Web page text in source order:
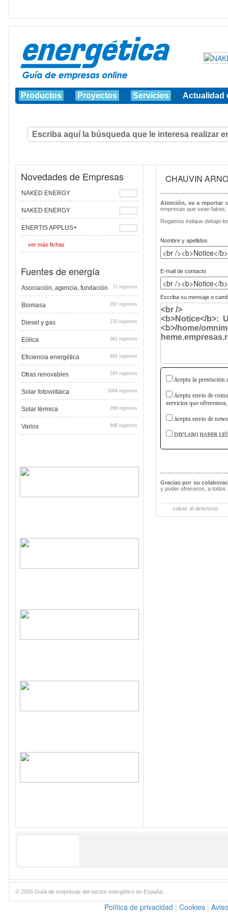
Productos | Proyectos | Servicios | Actualidad
Novedades de Empresas
NAKED ENERGY
NAKED ENERGY
ENERTIS APPLUS+
ver más fichas
Fuentes de energía
Asociación, agencia, fundación 72 registros
Biomasa 291 registros
Diesel y gas 270 registros
Eólica 362 registros
Eficiencia energética 885 registros
Otras renovables 289 registros
Solar fotovoltaica 1094 registros
Solar térmica 268 registros
Varios 948 registros
CHAUVIN
Atención, va a reportar
empresas que sean
Rogamos indique debajo
Nombre y apellidos
E-mail de contacto
Escriba su mensaje o
Acepta la prestación
Acepta envío de
servicios que
Acepta envio de
DECLARO HABER
Gracias por su
y poder ofreceros, a todos
volver al directorio
© 2026 Guía de empresas del sector energético en España.
Política de privacidad | Cookies |